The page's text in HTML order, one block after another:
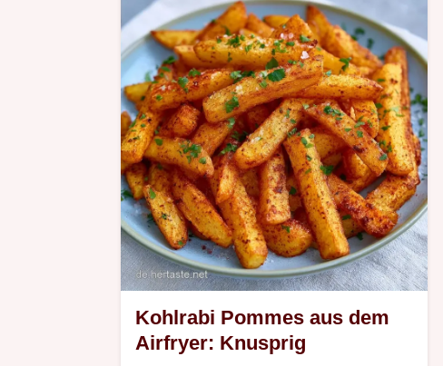
Zutaten und Ersatzen.
Kohlrabi Pommes aus dem
Airfryer: Knusprig